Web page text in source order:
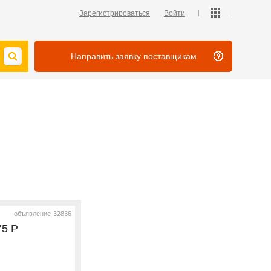
Зарегистрироваться Войти
Направить заявку поставщикам
P
объявление-32836